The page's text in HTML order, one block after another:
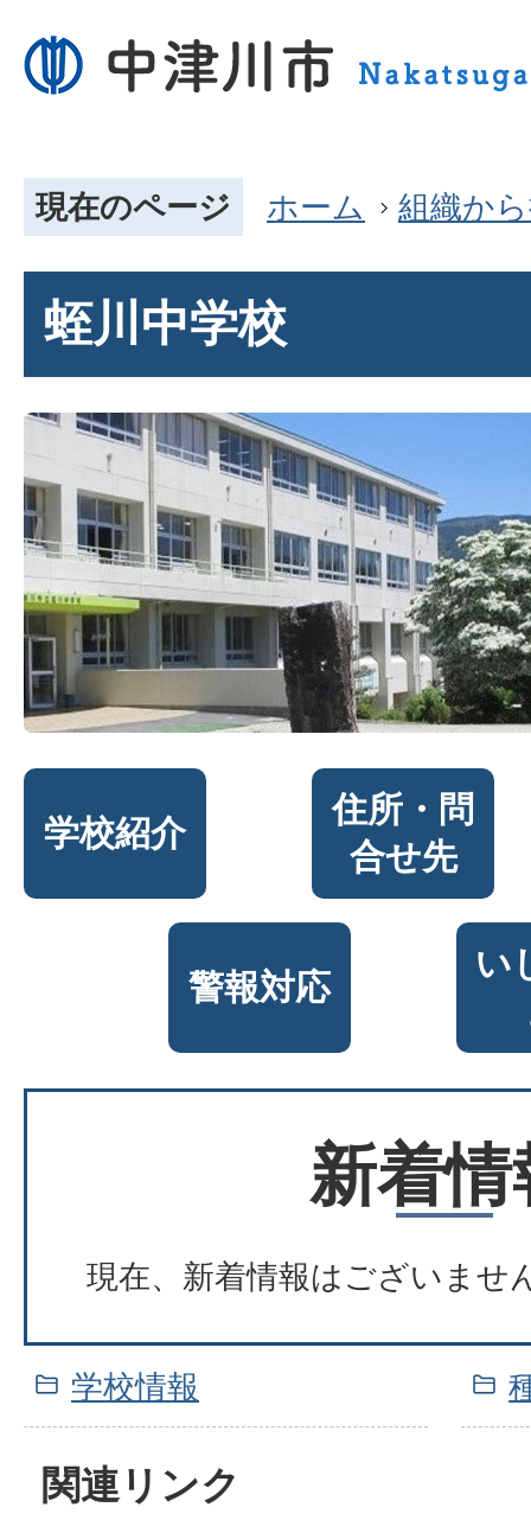
現在のページ ホーム 組織か
蛭川中学校
学校紹介
住所・問
合せ先
警報対応
い
新着情
現在、新着情報はございませ
学校情報
関連リンク